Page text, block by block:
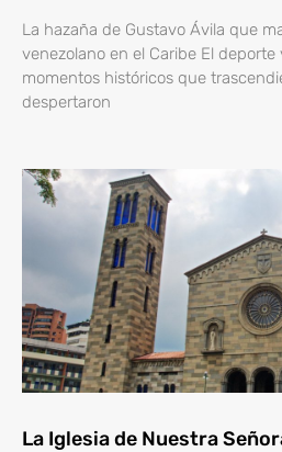
La hazaña de Gustavo Ávila que
venezolano en el Caribe El
momentos históricos que
despertaron
La Iglesia de Nuestra